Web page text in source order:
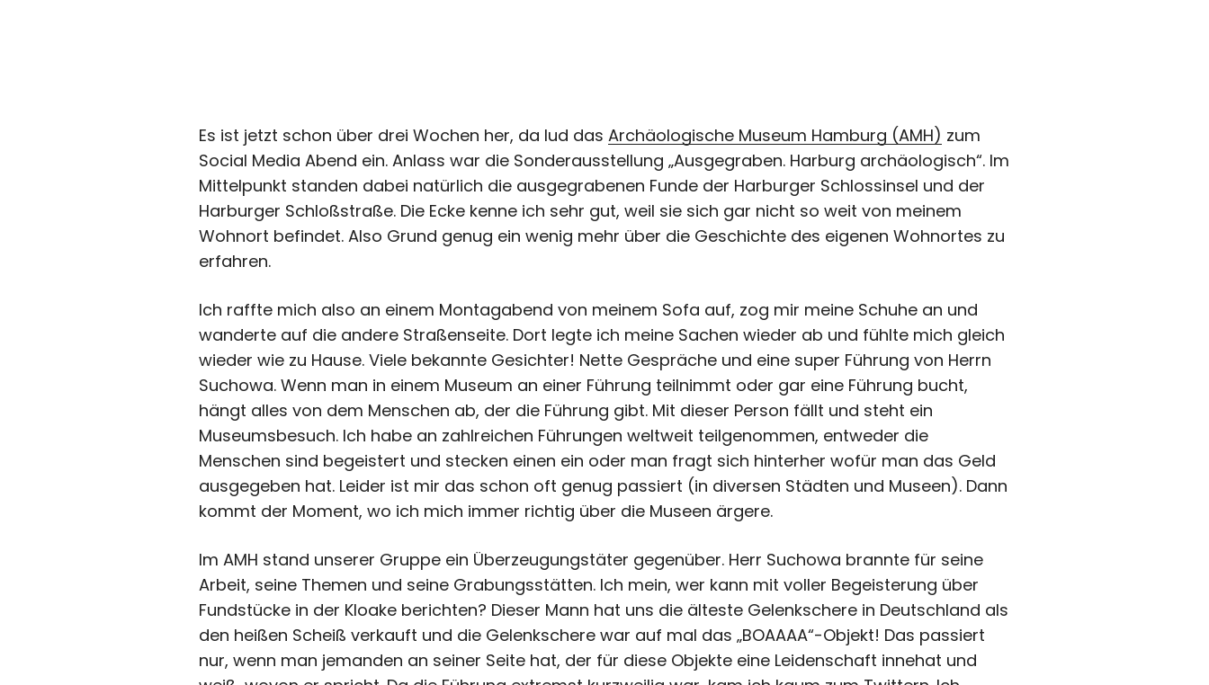
Es ist jetzt schon über drei Wochen her, da lud dasArchäologische Museum Hamburg (AMH) zum
Social Media Abend ein. Anlass war die Sonderausstellung „Ausgegraben. Harburg archäologisch“. Im
Mittelpunkt standen dabei natürlich die ausgegrabenen Funde der Harburger Schlossinsel und der
Harburger Schloßstraße. Die Ecke kenne ich sehr gut, weil sie sich gar nicht so weit von meinem
Wohnort befindet. Also Grund genug ein wenig mehr über die Geschichte des eigenen Wohnortes zu
erfahren.
Ich raffte mich also an einem Montagabend von meinem Sofa auf, zog mir meine Schuhe an und
wanderte auf die andere Straßenseite. Dort legte ich meine Sachen wieder ab und fühlte mich gleich
wieder wie zu Hause. Viele bekannte Gesichter! Nette Gespräche und eine super Führung von Herrn
Suchowa. Wenn man in einem Museum an einer Führung teilnimmt oder gar eine Führung bucht,
hängt alles von dem Menschen ab, der die Führung gibt. Mit dieser Person fällt und steht ein
Museumsbesuch. Ich habe an zahlreichen Führungen weltweit teilgenommen, entweder die
Menschen sind begeistert und stecken einen ein oder man fragt sich hinterher wofür man das Geld
ausgegeben hat. Leider ist mir das schon oft genug passiert (in diversen Städten und Museen). Dann
kommt der Moment, wo ich mich immer richtig über die Museen ärgere.
Im AMH stand unserer Gruppe ein Überzeugungstäter gegenüber. Herr Suchowa brannte für seine
Arbeit, seine Themen und seine Grabungsstätten. Ich mein, wer kann mit voller Begeisterung über
Fundstücke in der Kloake berichten? Dieser Mann hat uns die älteste Gelenkschere in Deutschland als
den heißen Scheiß verkauft und die Gelenkschere war auf mal das „BOAAAA“-Objekt! Das passiert
nur, wenn man jemanden an seiner Seite hat, der für diese Objekte eine Leidenschaft innehat und